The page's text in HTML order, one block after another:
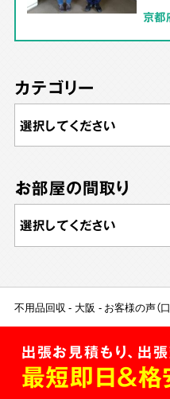
京都
カテゴリー
お部屋の間取り
不用品回収 大阪 お客様の声（
出張お見積もり、出
最短即日＆格